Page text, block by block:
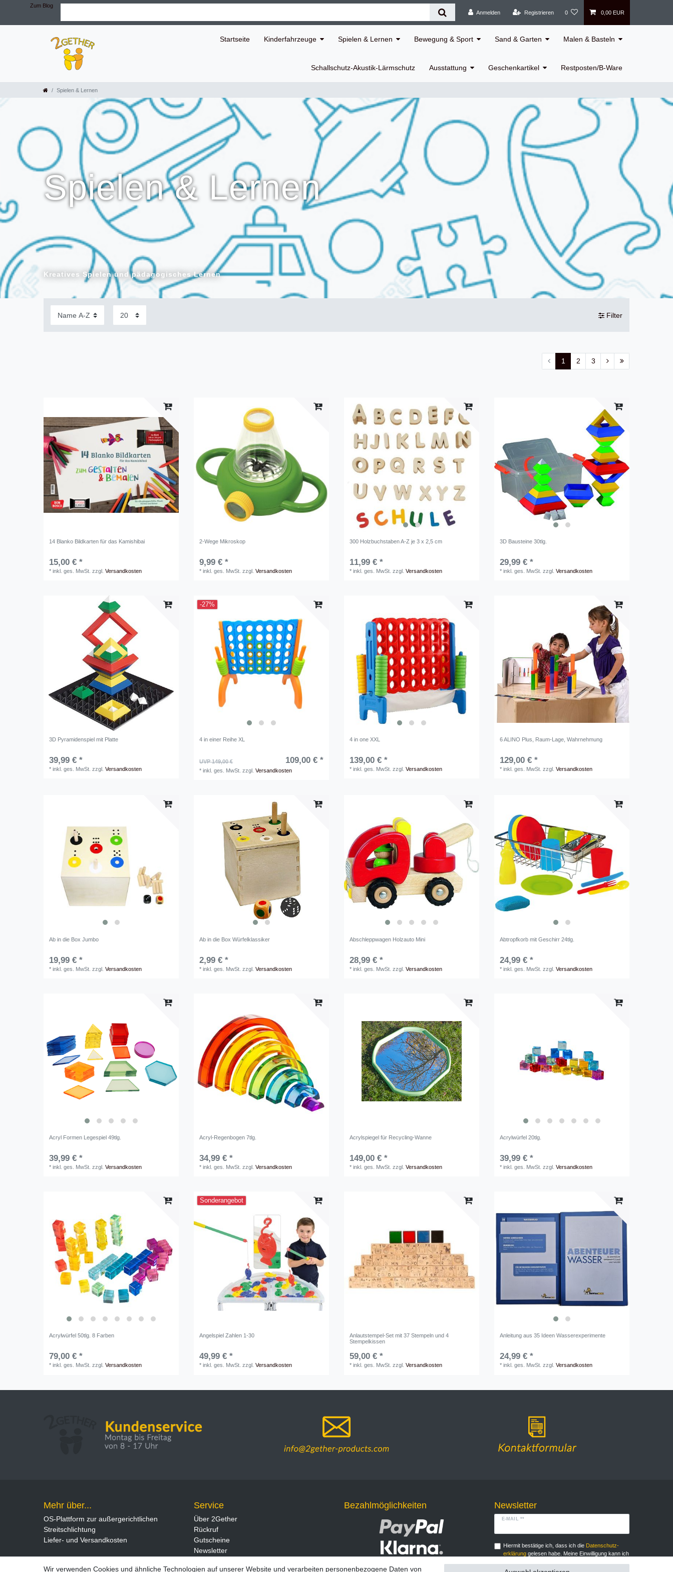
Zum Blog
Anmelden
Registrieren 0 0,00 EUR
Startseite Kinderfahrzeuge Spielen & Lernen Bewegung & Sport Sand & Garten Malen & Basteln
Schallschutz-Akustik-Lärmschutz Ausstattung Geschenkartikel Restposten/B-Ware
Spielen & Lernen
Spielen & Lernen
Kreatives Spielen und pädagogisches Lernen
Filter
1 2 3
14 Blanko Bildkarten für das Kamishibai
15,00 € *
*inkl. ges. MwSt. zzgl.Versandkosten
2-Wege Mikroskop
9,99 € *
*inkl. ges. MwSt. zzgl.Versandkosten
300 Holzbuchstaben A-Z je 3 x 2,5 cm
11,99 € *
*inkl. ges. MwSt. zzgl.Versandkosten
3D Bausteine 30tlg.
29,99 € *
*inkl. ges. MwSt. zzgl.Versandkosten
3D Pyramidenspiel mit Platte
39,99 € *
*inkl. ges. MwSt. zzgl.Versandkosten
-27%
4 in einer Reihe XL
UVP 149,00 € 109,00 € *
*inkl. ges. MwSt. zzgl.Versandkosten
4 in one XXL
139,00 € *
*inkl. ges. MwSt. zzgl.Versandkosten
6 ALINO Plus, Raum-Lage, Wahrnehmung
129,00 € *
*inkl. ges. MwSt. zzgl.Versandkosten
Ab in die Box Jumbo
19,99 € *
*inkl. ges. MwSt. zzgl.Versandkosten
Ab in die Box Würfelklassiker
2,99 € *
*inkl. ges. MwSt. zzgl.Versandkosten
Abschleppwagen Holzauto Mini
28,99 € *
*inkl. ges. MwSt. zzgl.Versandkosten
Abtropfkorb mit Geschirr 24tlg.
24,99 € *
*inkl. ges. MwSt. zzgl.Versandkosten
Acryl Formen Legespiel 49tlg.
39,99 € *
*inkl. ges. MwSt. zzgl.Versandkosten
Acryl-Regenbogen 7tlg.
34,99 € *
*inkl. ges. MwSt. zzgl.Versandkosten
Acrylspiegel für Recycling-Wanne
149,00 € *
*inkl. ges. MwSt. zzgl.Versandkosten
Acrylwürfel 20tlg.
39,99 € *
*inkl. ges. MwSt. zzgl.Versandkosten
Acrylwürfel 50tlg. 8 Farben
79,00 € *
*inkl. ges. MwSt. zzgl.Versandkosten
Sonderangebot
Angelspiel Zahlen 1-30
49,99 € *
*inkl. ges. MwSt. zzgl.Versandkosten
Anlautstempel-Set mit 37 Stempeln und 4
Stempelkissen
59,00 € *
*inkl. ges. MwSt. zzgl.Versandkosten
Anleitung aus 35 Ideen Wasserexperimente
24,99 € *
*inkl. ges. MwSt. zzgl.Versandkosten
Mehr über...
OS-Plattform zur außergerichtlichen
Streitschlichtung
Liefer- und Versandkosten
Service
Über 2Gether
Rückruf
Gutscheine
Newsletter
Bezahlmöglichkeiten Newsletter
E-MAIL **
Hiermit bestätige ich, dass ich die Daten­schutz­
erklärunggelesen habe. Meine Einwilligung kann ich
Wir verwenden Cookies und ähnliche Technologien auf unserer Website und verarbeiten personenbezogene Daten von